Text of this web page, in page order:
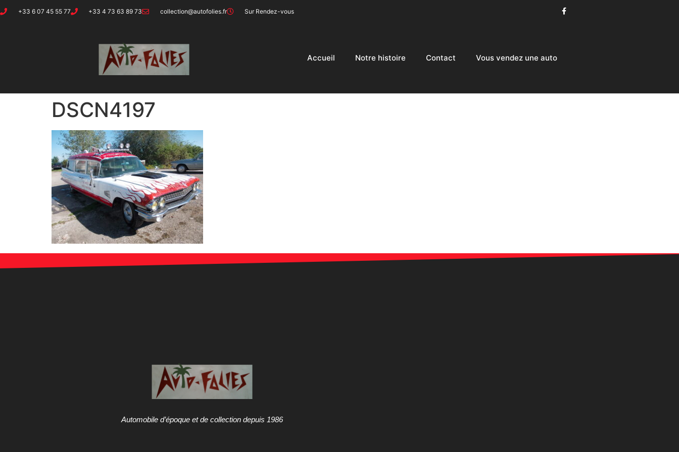
+33 6 07 45 55 77 +33 4 73 63 89 73 collection@autofolies.fr Sur Rendez-vous
Accueil Notre histoire Contact Vous vendez une auto
DSCN4197
Automobile d’époque et de collection depuis 1986